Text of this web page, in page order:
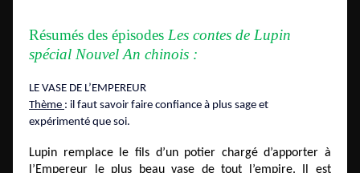
Résumés des épisodes Les contes de Lupin
spécial Nouvel An chinois :
LE VASE DE L’EMPEREUR
Thème : il faut savoir faire confiance à plus sage et
expérimenté que soi.
Lupin remplace le fils d’un potier chargé d’apporter à
l’Empereur le plus beau vase de tout l’empire. Il est